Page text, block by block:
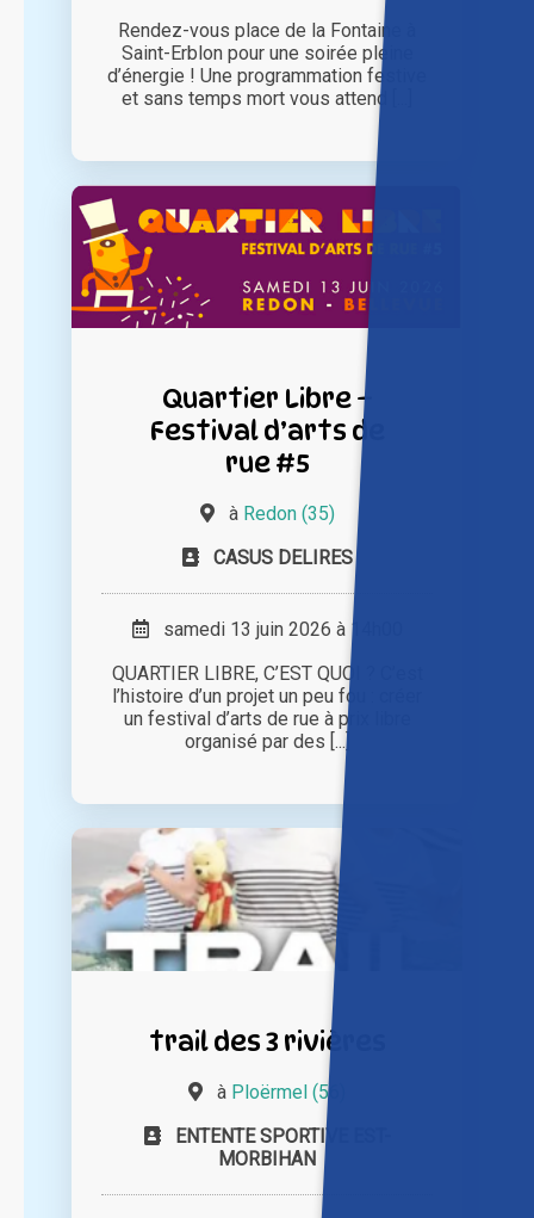
Rendez-vous place de la Fontaine à
Saint-Erblon pour une soirée pleine
d’énergie ! Une programmation festive
et sans temps mort vous attend [...]
Quartier Libre –
Festival d’arts de
rue #5
à Redon (35)
CASUS DELIRES
samedi 13 juin 2026 à 14h00
QUARTIER LIBRE, C’EST QUOI ? C’est
l’histoire d’un projet un peu fou : créer
un festival d’arts de rue à prix libre
organisé par des [...]
trail des 3 rivières
à Ploërmel (56)
ENTENTE SPORTIVE EST-
MORBIHAN